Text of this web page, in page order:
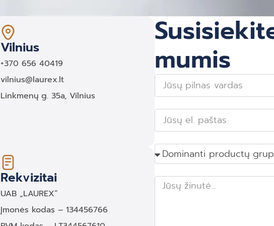
Vilnius
+370 656 40419
vilnius@laurex.lt
Linkmenų g. 35a, Vilnius
Rekvizitai
UAB „LAUREX“
Įmonės kodas – 134456766
mumis